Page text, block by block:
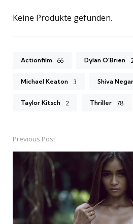
Keine Produkte gefunden.
Actionfilm 66 Dylan O'Brien
Michael Keaton 3 Shiva Negar
Taylor Kitsch 2 Thriller 78
Post
navigation
Previous Post